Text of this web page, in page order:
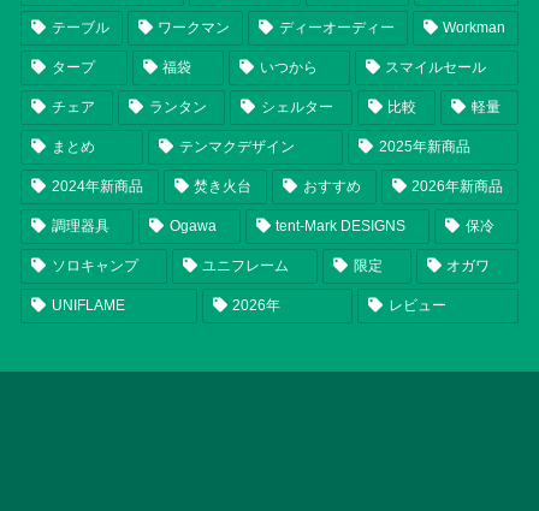
テーブル ワークマン ディーオーディー Workman
タープ 福袋 いつから スマイルセール
チェア ランタン シェルター 比較 軽量
まとめ テンマクデザイン 2025年新商品
2024年新商品 焚き火台 おすすめ 2026年新商品
調理器具 Ogawa tent-Mark DESIGNS 保冷
ソロキャンプ ユニフレーム 限定 オガワ
UNIFLAME 2026年 レビュー